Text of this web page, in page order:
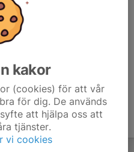
mörka
och
kakor
(cookies) för att vår
för dig. De används
att hjälpa oss att
tjänster.
vi cookies